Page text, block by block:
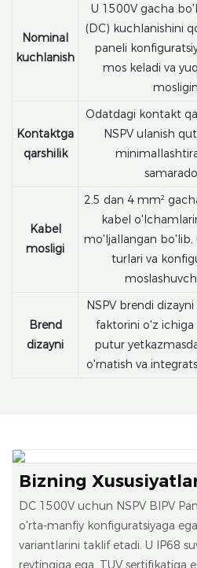
Nominal
kuchlanish
U 1500V gacha
(DC) kuchlanishini
paneli
mos keladi va
Kontaktga
qarshilik
Odatdagi kontakt
NSPV ulanish
Kabel
mosligi
2,5 dan 4 mm²
kabel
mo'ljallangan bo'lib,
turlari va
Brend
dizayni
NSPV brendi
faktorini o'z ichiga
putur
o'rnatish va
Bizning
DC 1500V uchun NSPV BIPV
o'rta-manfiy konfiguratsiyaga
variantlarini taklif etadi. U IP68
reytingiga ega, TUV sertifikatiga